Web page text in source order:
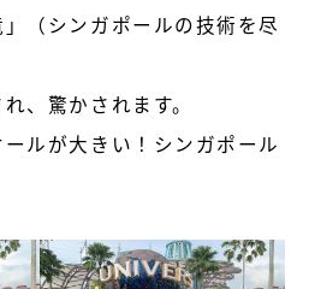
（シンガポールの技術を尽
、驚かされます。
ルが大きい！シンガポール